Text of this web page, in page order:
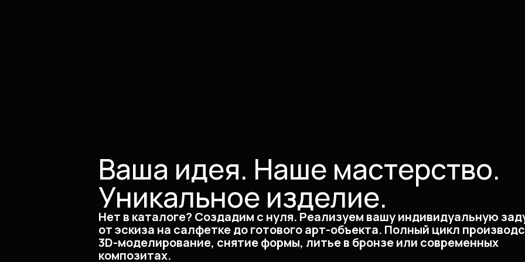
Ваша идея. Наше мастерство.
Уникальное изделие.
Нет в каталоге? Создадим с нуля. Реализуем вашу индивидуальную
от эскиза на салфетке до готового арт-объекта. Полный цикл
3D-моделирование, снятие формы, литье в бронзе или современных
композитах.